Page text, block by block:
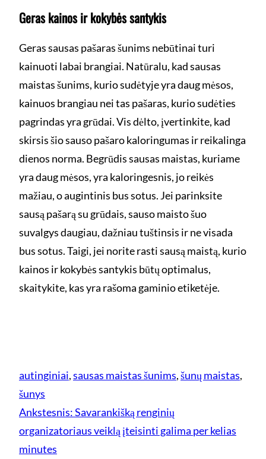
Geras kainos ir kokybės santykis
Geras sausas pašaras šunims nebūtinai turi
kainuoti labai brangiai. Natūralu, kad sausas
maistas šunims, kurio sudėtyje yra daug mėsos,
kainuos brangiau nei tas pašaras, kurio sudėties
pagrindas yra grūdai. Vis dėlto, įvertinkite, kad
skirsis šio sauso pašaro kaloringumas ir reikalinga
dienos norma. Begrūdis sausas maistas, kuriame
yra daug mėsos, yra kaloringesnis, jo reikės
mažiau, o augintinis bus sotus. Jei parinksite
sausą pašarą su grūdais, sauso maisto šuo
suvalgys daugiau, dažniau tuštinsis ir ne visada
bus sotus. Taigi, jei norite rasti sausą maistą, kurio
kainos ir kokybės santykis būtų optimalus,
skaitykite, kas yra rašoma gaminio etiketėje.
autinginiai, sausas maistas šunims, šunų maistas
šunys
Ankstesnis:Savarankišką renginių
organizatoriaus veiklą įteisinti galima per kelias
minutes